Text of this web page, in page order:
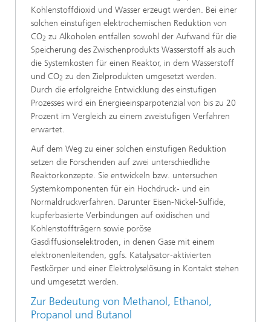
Kohlenstoffdioxid und Wasser erzeugt werden. Bei einer
solchen einstufigen elektrochemischen Reduktion von
CO2 zu Alkoholen entfallen sowohl der Aufwand für die
Speicherung des Zwischenprodukts Wasserstoff als auch
die Systemkosten für einen Reaktor, in dem Wasserstoff
und CO2 zu den Zielprodukten umgesetzt werden.
Durch die erfolgreiche Entwicklung des einstufigen
Prozesses wird ein Energieeinsparpotenzial von bis zu 20
Prozent im Vergleich zu einem zweistufigen Verfahren
erwartet.
Auf dem Weg zu einer solchen einstufigen Reduktion
setzen die Forschenden auf zwei unterschiedliche
Reaktorkonzepte. Sie entwickeln bzw. untersuchen
Systemkomponenten für ein Hochdruck- und ein
Normaldruckverfahren. Darunter Eisen-Nickel-Sulfide,
kupferbasierte Verbindungen auf oxidischen und
Kohlenstoffträgern sowie poröse
Gasdiffusionselektroden, in denen Gase mit einem
elektronenleitenden, ggfs. Katalysator-aktivierten
Festkörper und einer Elektrolyselösung in Kontakt stehen
und umgesetzt werden.
Zur Bedeutung von Methanol, Ethanol,
Propanol und Butanol